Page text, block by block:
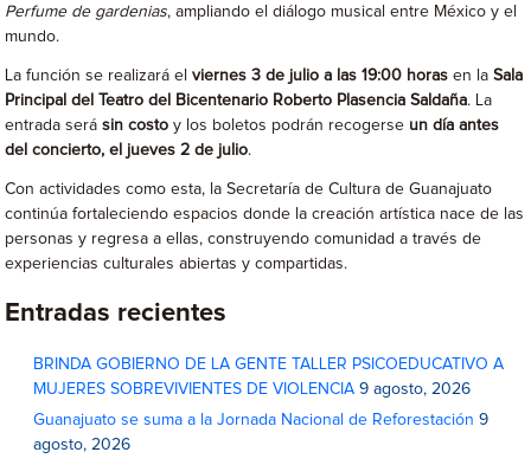
Perfume de gardenias, ampliando el diálogo musical entre México y el
mundo.
La función se realizará elviernes 3 de julio a las 19:00 horas en laSala
Principal del Teatro del Bicentenario Roberto Plasencia Saldaña. La
entrada serásin costo y los boletos podrán recogerse un día antes
del concierto, el jueves 2 de julio.
Con actividades como esta, la Secretaría de Cultura de Guanajuato
continúa fortaleciendo espacios donde la creación artística nace de las
personas y regresa a ellas, construyendo comunidad a través de
experiencias culturales abiertas y compartidas.
Entradas recientes
BRINDA GOBIERNO DE LA GENTE TALLER PSICOEDUCATIVO A
MUJERES SOBREVIVIENTES DE VIOLENCIA 9 agosto, 2026
Guanajuato se suma a la Jornada Nacional de Reforestación 9
agosto, 2026